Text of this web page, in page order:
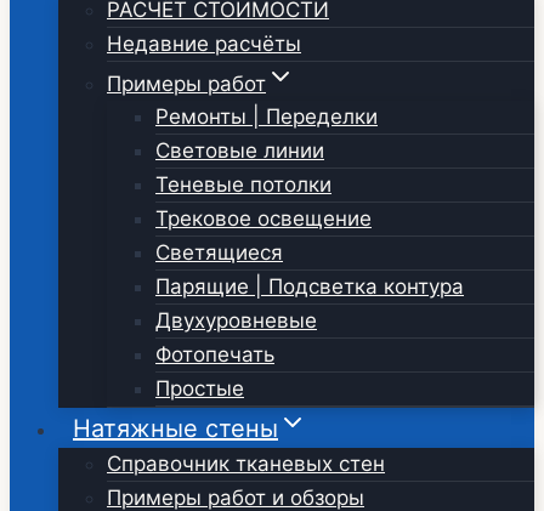
РАСЧЁТ СТОИМОСТИ
Недавние расчёты
Примеры работ
Ремонты | Переделки
Световые линии
Теневые потолки
Трековое освещение
Светящиеся
Парящие | Подсветка контура
Двухуровневые
Фотопечать
Простые
Натяжные стены
Справочник тканевых стен
Примеры работ и обзоры